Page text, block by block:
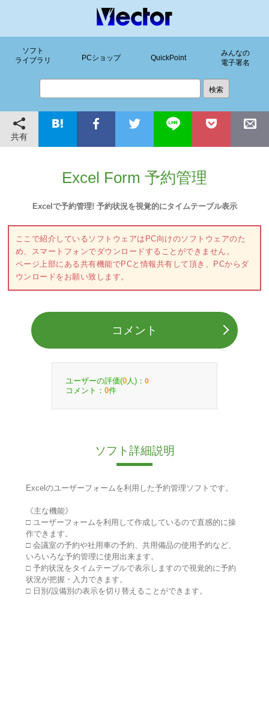
ソフト
ライブラリ
PCショップ QuickPoint
みんなの
電子署名
共有
Excel Form 予約管理
Excelで予約管理! 予約状況を視覚的にタイムテーブル表示
ここで紹介しているソフトウェアはPC向けのソフトウェアのた
め、スマートフォンでダウンロードすることができません。
ページ上部にある共有機能でPCと情報共有して頂き、PCからダ
ウンロードをお願い致します。
コメント
ユーザーの評価(0 人)： 0
コメント： 0件
ソフト詳細説明
Excelのユーザーフォームを利用した予約管理ソフトです。
《主な機能》
□ ユーザーフォームを利用して作成しているので直感的に操
作できます。
□ 会議室の予約や社用車の予約、共用備品の使用予約など、
いろいろな予約管理に使用出来ます。
□ 予約状況をタイムテーブルで表示しますので視覚的に予約
状況が把握・入力できます。
□ 日別/設備別の表示を切り替えることができます。